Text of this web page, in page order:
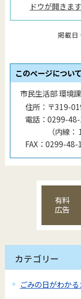
ドウが開きます
掲載日
このページについ
市民生活部 環境
住所： 〒319-
電話： 0299-
（内線 ：
FAX： 0299-48-
有料
広告
カテゴリー
ごみの日がわか